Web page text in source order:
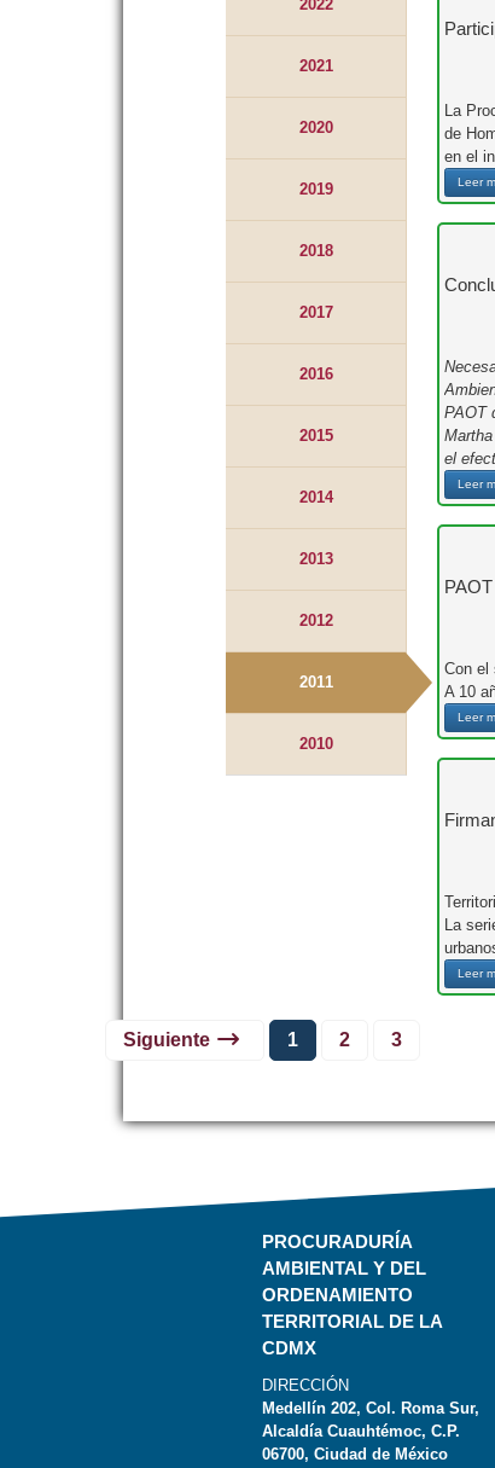
2022
2021
2020
2019
2018
2017
2016
2015
2014
2013
2012
2011
2010
La
de
en el
Leer
PAOT
el
Leer
Con el
A 10
Leer
La
Leer
Siguiente 1 2 3
PROCURADURÍA
AMBIENTAL Y DEL
ORDENAMIENTO
TERRITORIAL DE LA
CDMX
DIRECCIÓN
Medellín 202, Col. Roma Sur,
Alcaldía Cuauhtémoc, C.P.
06700, Ciudad de México